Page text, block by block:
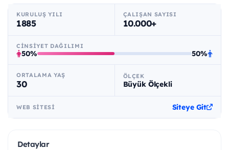
KURULUŞ YILI
1885
ÇALIŞAN SAYISI
10.000+
CINSIYET DAĞILIMI
50% 50%
ORTALAMA YAŞ
30
ÖLÇEK
Büyük Ölçekli
WEB SITESI Siteye Git
Detaylar